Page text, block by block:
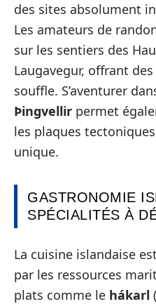
des sites absolument
Les amateurs de
sur les sentiers des
Laugavegur, offrant
souffle. S’aventurer
Þingvellir permet
les plaques
unique.
GASTRONOMIE
SPÉCIALITÉS À
La cuisine islandaise
par les ressources
plats comme le hákarl